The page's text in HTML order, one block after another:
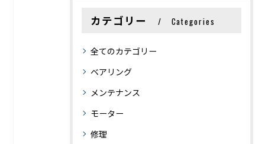
カテゴリー Categories
全てのカテゴリー
ベアリング
メンテナンス
モーター
修理